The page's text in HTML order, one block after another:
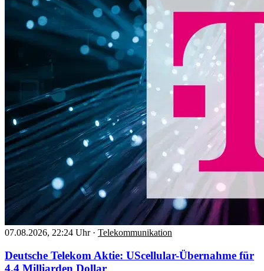
07.08.2026, 22:24 Uhr · Telekommunikation
Deutsche Telekom Aktie: UScellular-Übernahme für
4,4 Milliarden Dollar